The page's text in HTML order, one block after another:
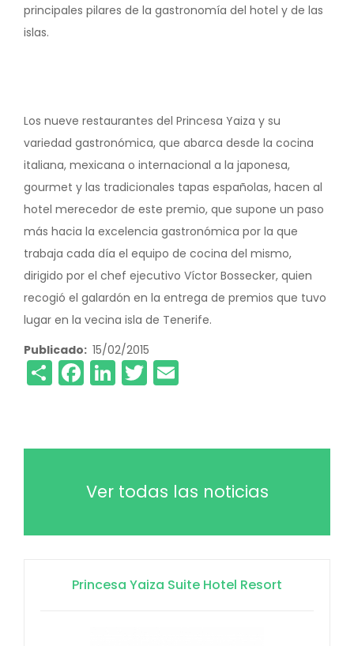
principales pilares de la gastronomía del hotel y de las
islas.
Los nueve restaurantes del Princesa Yaiza y su
variedad gastronómica, que abarca desde la cocina
italiana, mexicana o internacional a la japonesa,
gourmet y las tradicionales tapas españolas, hacen al
hotel merecedor de este premio, que supone un paso
más hacia la excelencia gastronómica por la que
trabaja cada día el equipo de cocina del mismo,
dirigido por el chef ejecutivo Víctor Bossecker, quien
recogió el galardón en la entrega de premios que tuvo
lugar en la vecina isla de Tenerife.
Publicado 15/02/2015
ShareFacebook
LinkedIn
Twitter
Ver todas las noticias
Princesa Yaiza Suite Hotel Resort